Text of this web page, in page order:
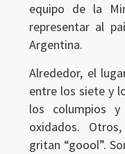
equipo de la
representar al
Argentina.
Alrededor, el
entre los siete y
los columpios y
oxidados.
gritan “goool”.